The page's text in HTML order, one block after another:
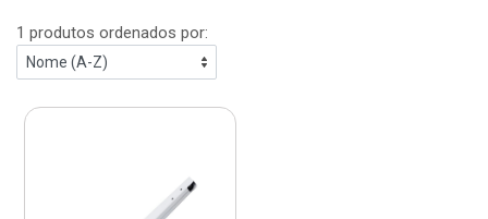
1 produtos ordenados por: